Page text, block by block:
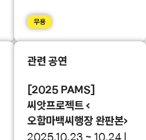
무용
관련 공연
[2025 PAMS]
씨앗프로젝트 <
오함마백씨행장 완판본>
2025.10.23 ~ 10.24 |